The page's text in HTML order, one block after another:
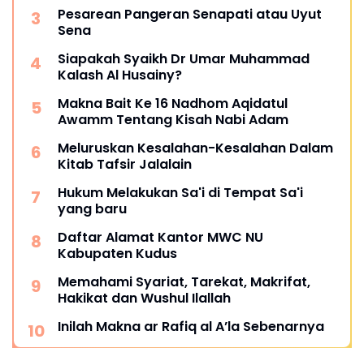
Pesarean Pangeran Senapati atau Uyut
Sena
Siapakah Syaikh Dr Umar Muhammad
Kalash Al Husainy?
Makna Bait Ke 16 Nadhom Aqidatul
Awamm Tentang Kisah Nabi Adam
Meluruskan Kesalahan-Kesalahan Dalam
Kitab Tafsir Jalalain
Hukum Melakukan Sa'i di Tempat Sa'i
yang baru
Daftar Alamat Kantor MWC NU
Kabupaten Kudus
Memahami Syariat, Tarekat, Makrifat,
Hakikat dan Wushul Ilallah
Inilah Makna ar Rafiq al A’la Sebenarnya